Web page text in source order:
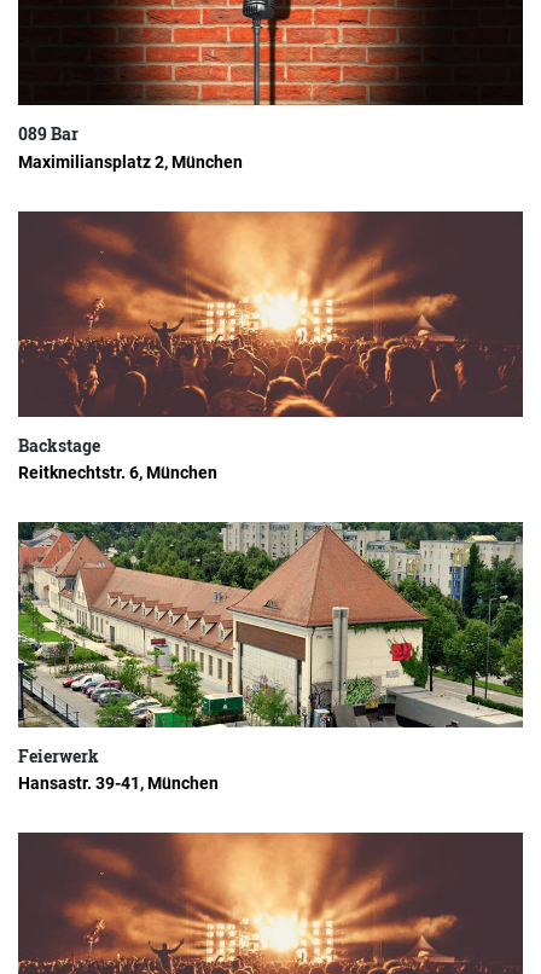
089 Bar
Maximiliansplatz 2, München
Backstage
Reitknechtstr. 6, München
Feierwerk
Hansastr. 39-41, München